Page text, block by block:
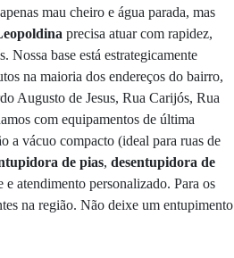
mau cheiro e água parada, mas
precisa atuar com rapidez,
Nossa base está estrategicamente
na maioria dos endereços do bairro,
Augusto de Jesus, Rua Carijós, Rua
com equipamentos de última
a vácuo compacto (ideal para ruas de
de pias, desentupidora de
e atendimento personalizado. Para os
na região. Não deixe um entupimento